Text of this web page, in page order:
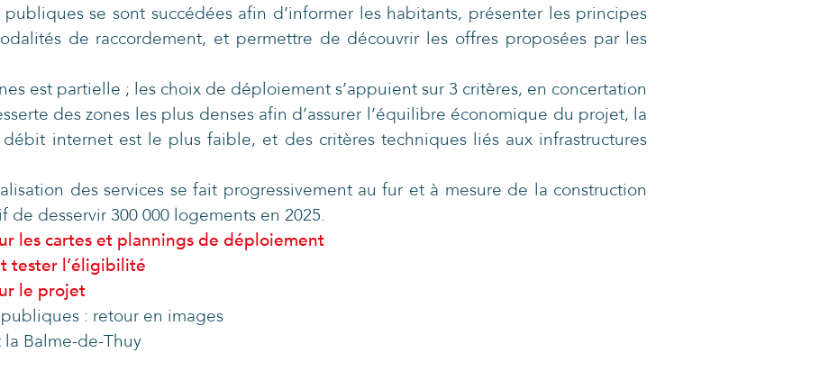
se sont succédées afin d’informer les habitants, présenter les principes
de raccordement, et permettre de découvrir les offres proposées par les
est partielle ; les choix de déploiement s’appuient sur 3 critères, en concertation
des zones les plus denses afin d’assurer l’équilibre économique du projet, la
internet est le plus faible, et des critères techniques liés aux infrastructures
des services se fait progressivement au fur et à mesure de la construction
de desservir 300 000 logements en 2025.
les cartes et plannings de déploiement
tester l’éligibilité
le projet
: retour en images
Balme-de-Thuy